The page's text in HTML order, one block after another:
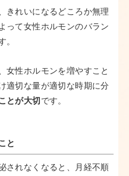
きれいになるどころか無理
って女性ホルモンのバラン
女性ホルモンを増やすこと
適切な量が適切な時期に分
とが大切です。
と
されなくなると、月経不順